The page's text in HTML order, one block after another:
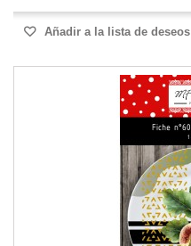
Añadir a la lista de deseos